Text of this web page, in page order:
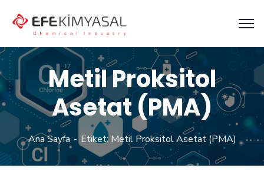
Metil Proksitol
Asetat (PMA)
Ana Sayfa Etiket: Metil Proksitol Asetat (PMA)